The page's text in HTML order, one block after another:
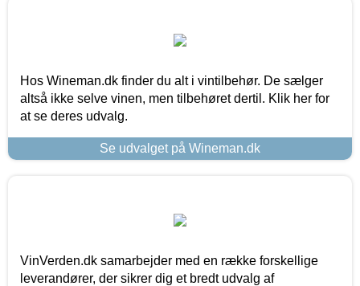
Hos Wineman.dk finder du alt i vintilbehør. De sælger
altså ikke selve vinen, men tilbehøret dertil. Klik her for
at se deres udvalg.
Se udvalget på Wineman.dk
VinVerden.dk samarbejder med en række forskellige
leverandører, der sikrer dig et bredt udvalg af